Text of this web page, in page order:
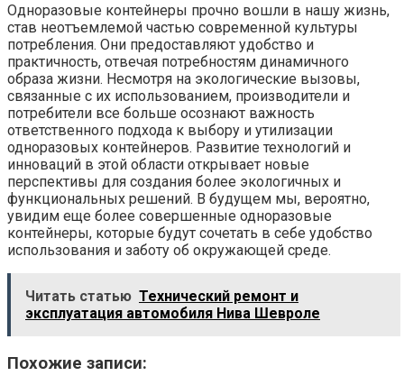
Одноразовые контейнеры прочно вошли в нашу жизнь,
став неотъемлемой частью современной культуры
потребления. Они предоставляют удобство и
практичность, отвечая потребностям динамичного
образа жизни. Несмотря на экологические вызовы,
связанные с их использованием, производители и
потребители все больше осознают важность
ответственного подхода к выбору и утилизации
одноразовых контейнеров. Развитие технологий и
инноваций в этой области открывает новые
перспективы для создания более экологичных и
функциональных решений. В будущем мы, вероятно,
увидим еще более совершенные одноразовые
контейнеры, которые будут сочетать в себе удобство
использования и заботу об окружающей среде.
Читать статью Технический ремонт и
эксплуатация автомобиля Нива Шевроле
Похожие записи: